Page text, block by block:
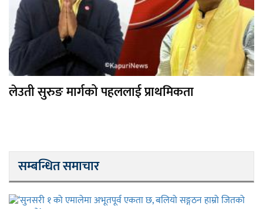
लेउती सुरुङ मार्गको पहललाई प्राथमिकता
सम्बन्धित समाचार